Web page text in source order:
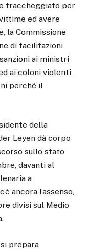
traccheggiato per
ed avere
la Commissione
di facilitazioni
ai ministri
ai coloni violenti,
perché il
della
Leyen dà corpo
sullo stato
davanti al
a
ancora l’assenso,
divisi sul Medio
prepara